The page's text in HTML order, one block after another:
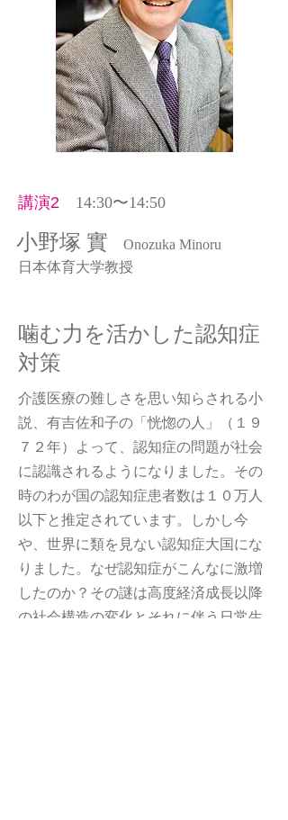
講演2 14:30〜14:50
小野塚 實
Onozuka Minoru
日本体育大学教授
噛む力を活かした認知症
対策
介護医療の難しさを思い知らされる小
説、有吉佐和子の「恍惚の人」（１９
７２年）よって、認知症の問題が社会
に認識されるようになりました。その
時のわが国の認知症患者数は１０万人
以下と推定されています。しかし今
や、世界に類を見ない認知症大国にな
りました。なぜ認知症がこんなに激増
したのか？その謎は高度経済成長以降
の社会構造の変化とそれに伴う日常生